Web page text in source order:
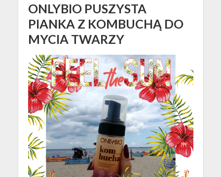
ONLYBIO PUSZYSTA
PIANKA Z KOMBUCHĄ DO
MYCIA TWARZY